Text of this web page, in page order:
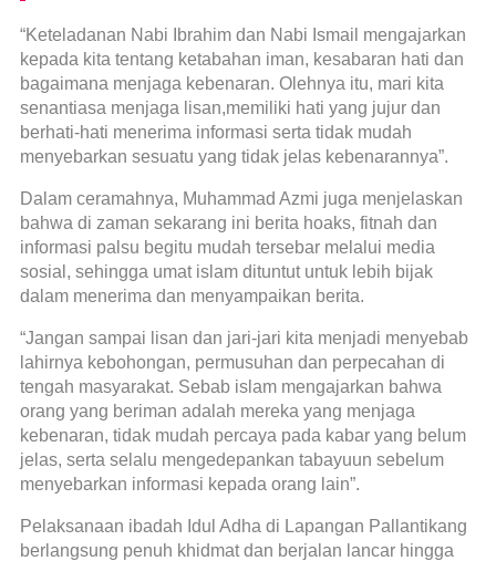
“Keteladanan Nabi Ibrahim dan Nabi Ismail mengajarkan
kepada kita tentang ketabahan iman, kesabaran hati dan
bagaimana menjaga kebenaran. Olehnya itu, mari kita
senantiasa menjaga lisan,memiliki hati yang jujur dan
berhati-hati menerima informasi serta tidak mudah
menyebarkan sesuatu yang tidak jelas kebenarannya”.
Dalam ceramahnya, Muhammad Azmi juga menjelaskan
bahwa di zaman sekarang ini berita hoaks, fitnah dan
informasi palsu begitu mudah tersebar melalui media
sosial, sehingga umat islam dituntut untuk lebih bijak
dalam menerima dan menyampaikan berita.
“Jangan sampai lisan dan jari-jari kita menjadi menyebab
lahirnya kebohongan, permusuhan dan perpecahan di
tengah masyarakat. Sebab islam mengajarkan bahwa
orang yang beriman adalah mereka yang menjaga
kebenaran, tidak mudah percaya pada kabar yang belum
jelas, serta selalu mengedepankan tabayuun sebelum
menyebarkan informasi kepada orang lain”.
Pelaksanaan ibadah Idul Adha di Lapangan Pallantikang
berlangsung penuh khidmat dan berjalan lancar hingga